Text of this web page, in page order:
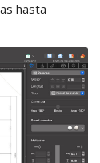
hasta